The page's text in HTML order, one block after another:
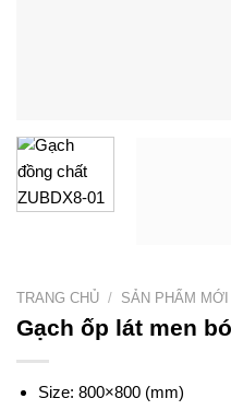
TRANG CHỦ / SẢN PHẨM MỚI
Gạch ốp lát men
Size: 800×800 (mm)